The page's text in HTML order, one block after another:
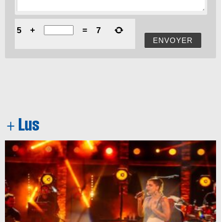
ENVOYER
5 + = 7